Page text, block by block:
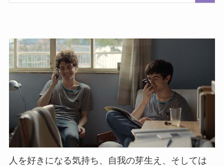
人を好きになる気持ち、自我の芽生え、そしては